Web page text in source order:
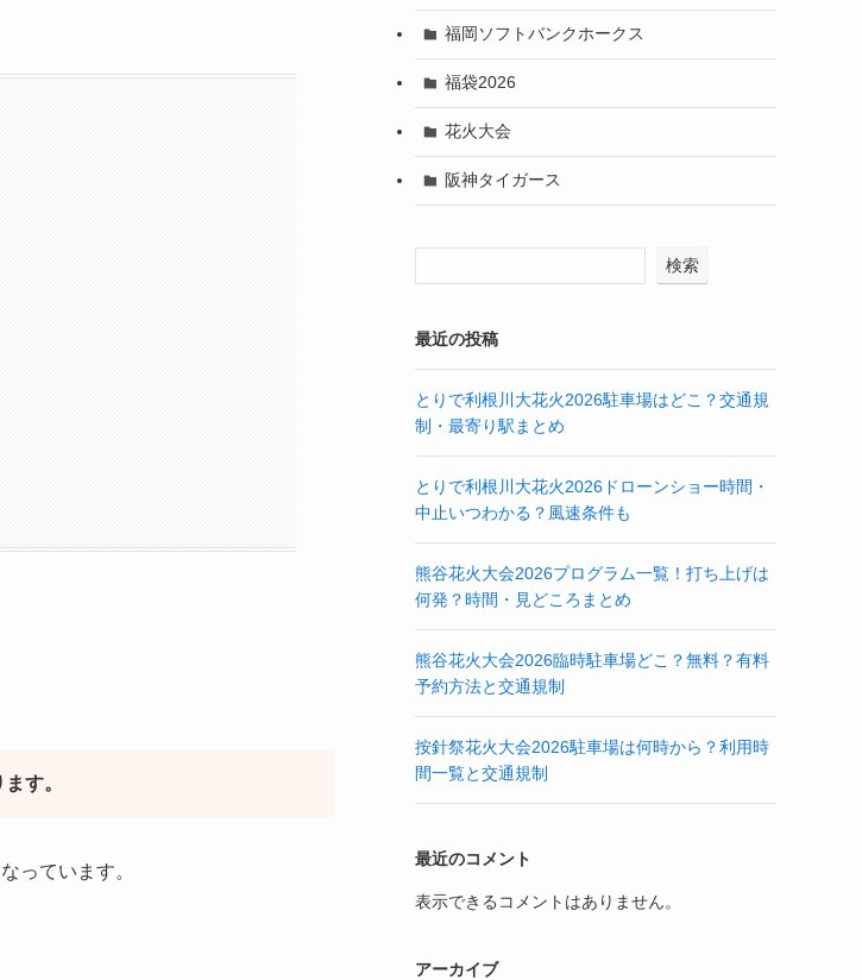
す。
っています。
福岡ソフトバンクホークス
福袋2026
花火大会
阪神タイガース
検索
最近の投稿
とりで利根川大花火2026駐車場はどこ？交通規
制・最寄り駅まとめ
とりで利根川大花火2026ドローンショー時間・
中止いつわかる？風速条件も
熊谷花火大会2026プログラム一覧！打ち上げは
何発？時間・見どころまとめ
熊谷花火大会2026臨時駐車場どこ？無料？有料
予約方法と交通規制
按針祭花火大会2026駐車場は何時から？利用時
間一覧と交通規制
最近のコメント
表示できるコメントはありません。
アーカイブ